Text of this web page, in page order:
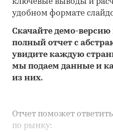
ключевые выводы и
удобном формате
Скачайте демо-версию
полный отчет с
увидите каждую стр
мы подаем данные и
из них.
Отчет поможет
по рынку: